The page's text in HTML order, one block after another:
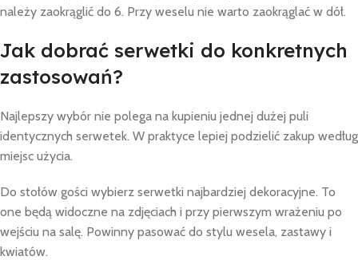
należy zaokrąglić do 6. Przy weselu nie warto zaokrąglać w dół.
Jak dobrać serwetki do konkretnych
zastosowań?
Najlepszy wybór nie polega na kupieniu jednej dużej puli
identycznych serwetek. W praktyce lepiej podzielić zakup według
miejsc użycia.
Do stołów gości wybierz serwetki najbardziej dekoracyjne. To
one będą widoczne na zdjęciach i przy pierwszym wrażeniu po
wejściu na salę. Powinny pasować do stylu wesela, zastawy i
kwiatów.